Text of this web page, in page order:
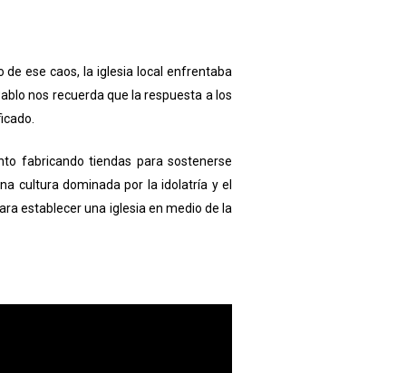
ese caos, la iglesia local enfrentaba
nos recuerda que la respuesta a los
fabricando tiendas para sostenerse
cultura dominada por la idolatría y el
establecer una iglesia en medio de la